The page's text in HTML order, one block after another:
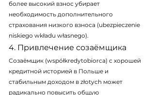
более высокий взнос убирает
необходимость дополнительного
страхования низкого взноса (ubezpieczenie
niskiego wkładu własnego).
4. Привлечение созаёмщика
Созаёмщик (współkredytobiorca) с хорошей
кредитной историей в Польше и
стабильным доходом в złotych может
радикально повысить общую